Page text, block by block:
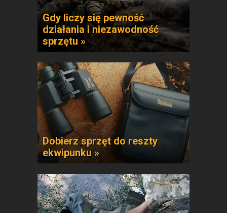
Gdy liczy się pewność
działania i niezawodność
sprzętu »
Dobierz sprzęt do reszty
ekwipunku »